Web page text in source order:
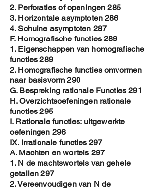
2. Perforaties of openingen 285
3. Horizontale asymptoten 286
4. Schuine asymptoten 287
F. Homografische functies 289
1. Eigenschappen van homografische
functies 289
2. Homografische functies omvormen
naar basisvorm 290
G. Bespreking rationale Functies 291
H. Overzichtsoefeningen rationale
functies 295
I. Rationale functies: uitgewerkte
oefeningen 296
IX. Irrationale functies 297
A. Machten en wortels 297
1. N de machtswortels van gehele
getallen 297
2. Vereenvoudigen van N de